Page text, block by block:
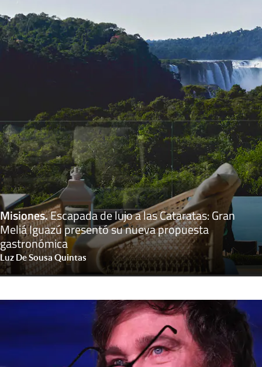
Misiones.Escapada de lujo a las Cataratas: Gran
Meliá Iguazú presentó su nueva propuesta
gastronómica
Luz De Sousa Quintas